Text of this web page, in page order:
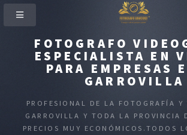
FOTOGRAFO
ESPECIALISTA EN
PARA EMPRESAS
GARROVILLA
PROFESIONAL DE LA FOTOGRAFÍA Y
GARROVILLA Y TODA LA PROVINCIA
PRECIOS MUY ECONÓMICOS.TODOS